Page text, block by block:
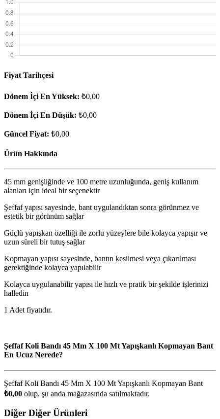
Fiyat Tarihçesi
Dönem İçi En Yüksek: ₺0,00
Dönem İçi En Düşük: ₺0,00
Güncel Fiyat: ₺0,00
Ürün Hakkında
45 mm genişliğinde ve 100 metre uzunluğunda, geniş kullanım
alanları için ideal bir seçenektir
Şeffaf yapısı sayesinde, bant uygulandıktan sonra görünmez ve
estetik bir görünüm sağlar
Güçlü yapışkan özelliği ile zorlu yüzeylere bile kolayca yapışır ve
uzun süreli bir tutuş sağlar
Kopmayan yapısı sayesinde, bantın kesilmesi veya çıkarılması
gerektiğinde kolayca yapılabilir
Kolayca uygulanabilir yapısı ile hızlı ve pratik bir şekilde işlerinizi
halledin
1 Adet fiyatıdır.
Şeffaf Koli Bandı 45 Mm X 100 Mt Yapışkanlı Kopmayan Bant
En Ucuz Nerede?
Şeffaf Koli Bandı 45 Mm X 100 Mt Yapışkanlı Kopmayan Bant
₺0,00 olup, şu anda mağazasında satılmaktadır.
Diğer Diğer Ürünleri